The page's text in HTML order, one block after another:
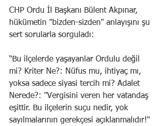
CHP Ordu İl Başkanı Bülent Akpınar,
hükümetin "bizden-sizden" anlayışını şu
sert sorularla sorguladı:
“Bu ilçelerde yaşayanlar Ordulu değil
mi? Kriter Ne?: Nüfus mu, ihtiyaç mı,
yoksa sadece siyasi tercih mi? Adalet
Nerede?: "Vergisini veren her vatandaş
eşittir. Bu ilçelerin suçu nedir, yok
sayılmalarının gerekçesi açıklanmalıdır!"